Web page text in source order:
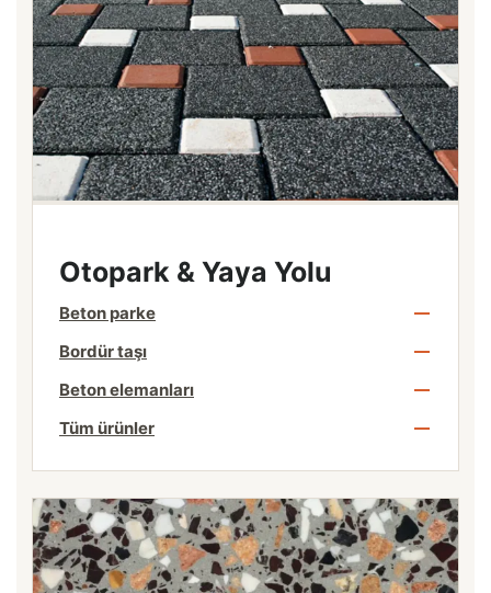
Otopark & Yaya Yolu
Beton parke
Bordür taşı
Beton elemanları
Tüm ürünler